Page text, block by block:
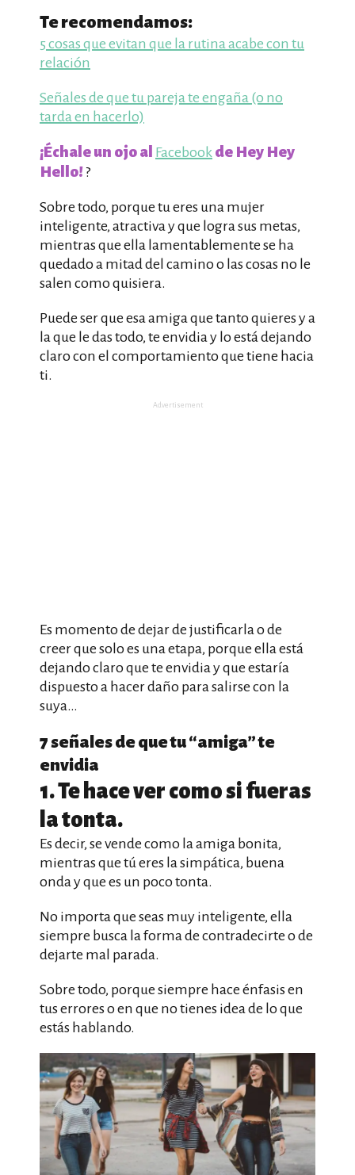
Te recomendamos:
5 cosas que evitan que la rutina acabe con tu
relación
Señales de que tu pareja te engaña (o no
tarda en hacerlo)
¡Échale un ojo al Facebook de Hey Hey
Hello! ?
Sobre todo, porque tu eres una mujer
inteligente, atractiva y que logra sus metas,
mientras que ella lamentablemente se ha
quedado a mitad del camino o las cosas no le
salen como quisiera.
Puede ser que esa amiga que tanto quieres y a
la que le das todo, te envidia y lo está dejando
claro con el comportamiento que tiene hacia
ti.
Advertisement
Es momento de dejar de justificarla o de
creer que solo es una etapa, porque ella está
dejando claro que te envidia y que estaría
dispuesto a hacer daño para salirse con la
suya…
7 señales de que tu “amiga” te
envidia
1. Te hace ver como si fueras
la tonta.
Es decir, se vende como la amiga bonita,
mientras que tú eres la simpática, buena
onda y que es un poco tonta.
No importa que seas muy inteligente, ella
siempre busca la forma de contradecirte o de
dejarte mal parada.
Sobre todo, porque siempre hace énfasis en
tus errores o en que no tienes idea de lo que
estás hablando.